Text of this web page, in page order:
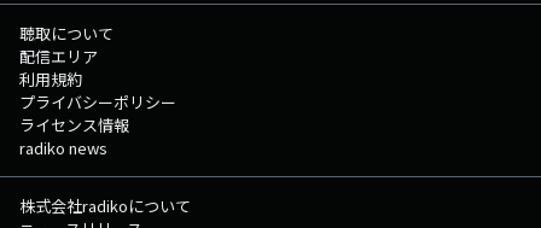
聴取について
配信エリア
利用規約
プライバシーポリシー
ライセンス情報
radiko news
株式会社radikoについて